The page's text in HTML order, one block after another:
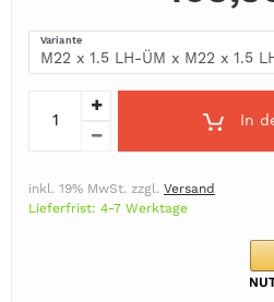
Variante
In
inkl. 19% MwSt. zzgl. Versand
Lieferfrist: 4-7 Werktage